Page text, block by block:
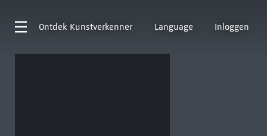
Ontdek Kunstverkenner Language Inloggen